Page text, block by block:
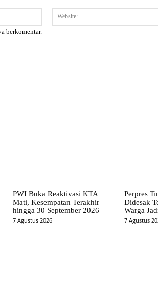
Email:*
berkomentar.
PWI Buka Reaktivasi KTA
Mati, Kesempatan Terakhir
hingga 30 September 2026
7 Agustus 2026
Perpres
Didesak
Warga
7 Agustus